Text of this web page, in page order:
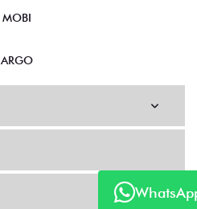
MOBI
ARGO